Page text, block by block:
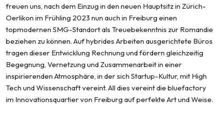
freuen uns, nach dem Einzug in den neuen Hauptsitz in Zürich-
Oerlikon im Frühling 2023 nun auch in Freiburg einen
topmodernen SMG-Standort als Treuebekenntnis zur Romandie
beziehen zu können. Auf hybrides Arbeiten ausgerichtete Büros
tragen dieser Entwicklung Rechnung und fördern gleichzeitig
Begegnung, Vernetzung und Zusammenarbeit in einer
inspirierenden Atmosphäre, in der sich Startup-Kultur, mit High
Tech und Wissenschaft vereint. All dies vereint die bluefactory
im Innovationsquartier von Freiburg auf perfekte Art und Weise.